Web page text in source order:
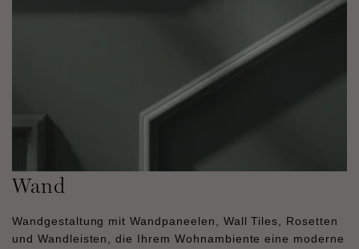
Wand
Wandgestaltung mit Wandpaneelen, Wall Tiles, Rosetten
und Wandleisten, die Ihrem Wohnambiente eine moderne